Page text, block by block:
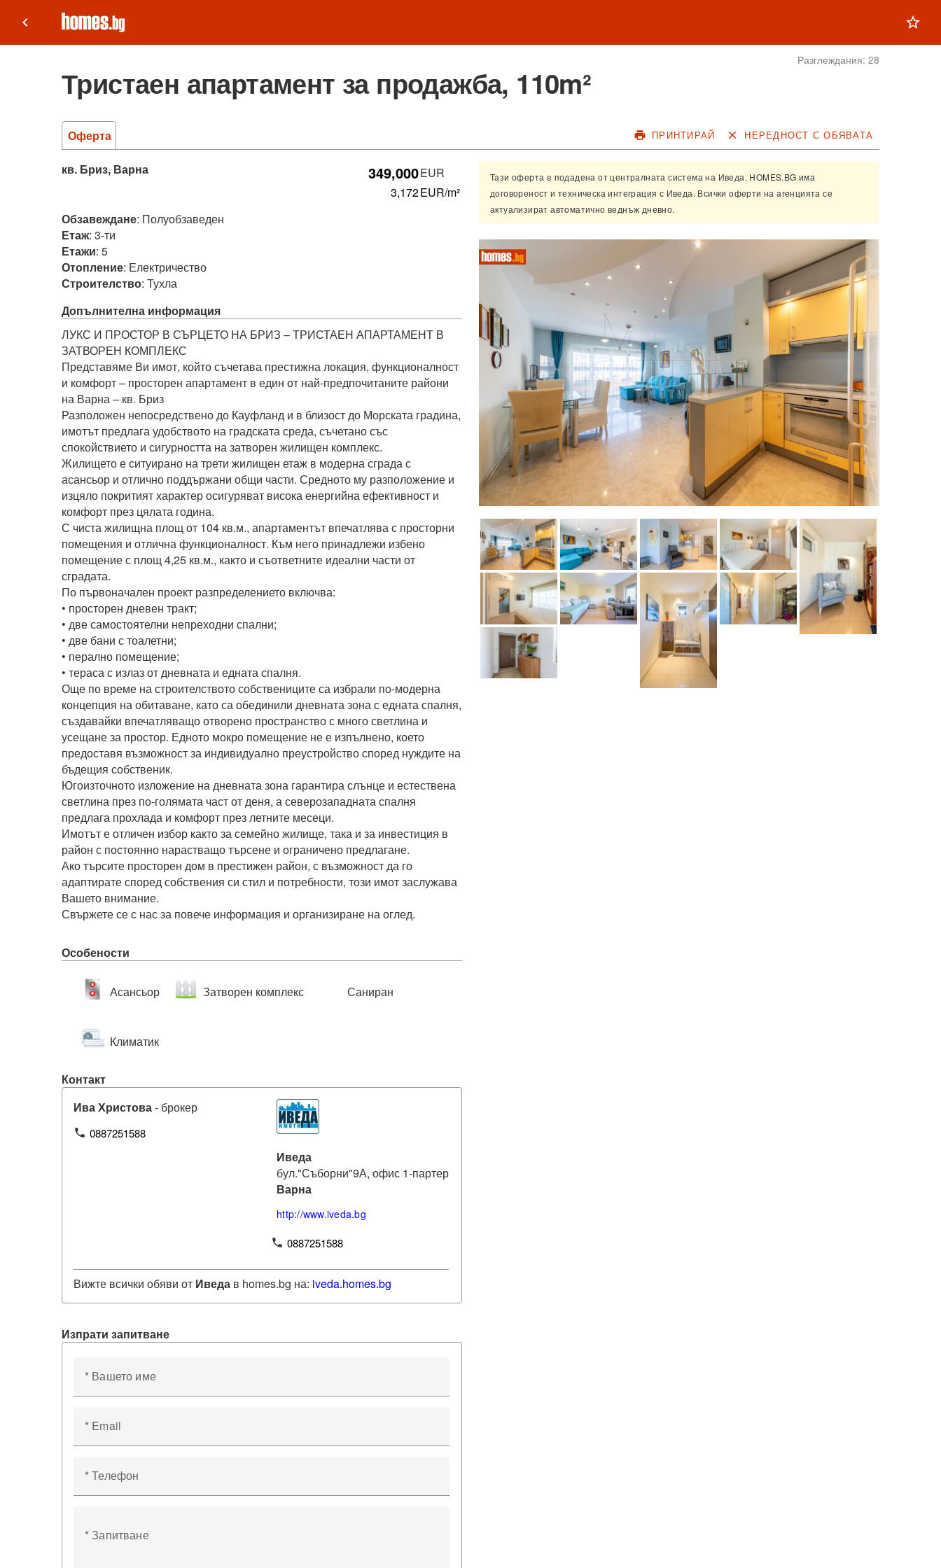
keyboard_arrow_left star_outline
Разглеждания: 28
Тристаен апартамент за продажба, 110m²
Оферта print ПРИНТИРАЙ close НЕРЕДНОСТ С ОБЯВАТА
Тази оферта е подадена от централната система на Иведа. HOMES.BG има
договореност и техническа интеграция с Иведа. Всички оферти на агенцията се
актуализират автоматично веднъж дневно.
кв. Бриз, Варна 349,000EUR
3,172EUR/m²
Обзавеждане: Полуобзаведен
Етаж: 3-ти
Етажи: 5
Отопление: Електричество
Строителство: Тухла
Допълнителна информация
ЛУКС И ПРОСТОР В СЪРЦЕТО НА БРИЗ – ТРИСТАЕН АПАРТАМЕНТ В
ЗАТВОРЕН КОМПЛЕКС
Представяме Ви имот, който съчетава престижна локация, функционалност
и комфорт – просторен апартамент в един от най-предпочитаните райони
на Варна – кв. Бриз
Разположен непосредствено до Кауфланд и в близост до Морската градина,
имотът предлага удобството на градската среда, съчетано със
спокойствието и сигурността на затворен жилищен комплекс.
Жилището е ситуирано на трети жилищен етаж в модерна сграда с
асансьор и отлично поддържани общи части. Средното му разположение и
изцяло покритият характер осигуряват висока енергийна ефективност и
комфорт през цялата година.
С чиста жилищна площ от 104 кв.м., апартаментът впечатлява с просторни
помещения и отлична функционалност. Към него принадлежи избено
помещение с площ 4,25 кв.м., както и съответните идеални части от
сградата.
По първоначален проект разпределението включва:
• просторен дневен тракт;
• две самостоятелни непреходни спални;
• две бани с тоалетни;
• перално помещение;
• тераса с излаз от дневната и едната спалня.
Още по време на строителството собствениците са избрали по-модерна
концепция на обитаване, като са обединили дневната зона с едната спалня,
създавайки впечатляващо отворено пространство с много светлина и
усещане за простор. Едното мокро помещение не е изпълнено, което
предоставя възможност за индивидуално преустройство според нуждите на
бъдещия собственик.
Югоизточното изложение на дневната зона гарантира слънце и естествена
светлина през по-голямата част от деня, а северозападната спалня
предлага прохлада и комфорт през летните месеци.
Имотът е отличен избор както за семейно жилище, така и за инвестиция в
район с постоянно нарастващо търсене и ограничено предлагане.
Ако търсите просторен дом в престижен район, с възможност да го
адаптирате според собствения си стил и потребности, този имот заслужава
Вашето внимание.
Свържете се с нас за повече информация и организиране на оглед.
Особености
Асансьор Затворен комплекс Саниран
Климатик
Контакт
Ива Христова- брокер
phone 0887251588
Иведа
бул."Съборни"9А, офис 1-партер
Варна
http://www.iveda.bg
phone 0887251588
Вижте всички обяви от Иведа в homes.bg на: iveda.homes.bg
Изпрати запитване
* Вашето име
* Email
* Телефон
* Запитване